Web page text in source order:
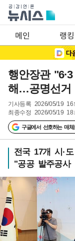
메인 랭킹
행안장관
해…공명선거
기사등록 2026/05/19
최종수정 2026/05/19
구글에서 선호하는 매체
전국 17개 시·
"공공 발주공